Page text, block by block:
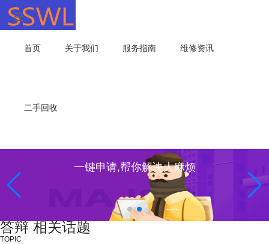
首页 关于我们 服务指南 维修资讯
二手回收
一键申请,帮你解决大麻烦
答辩 相关话题
TOPIC